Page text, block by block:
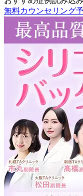
無料カウンセリング